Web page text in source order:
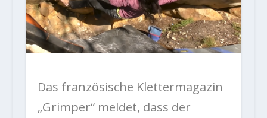
Das französische Klettermagazin
„Grimper“ meldet, dass der